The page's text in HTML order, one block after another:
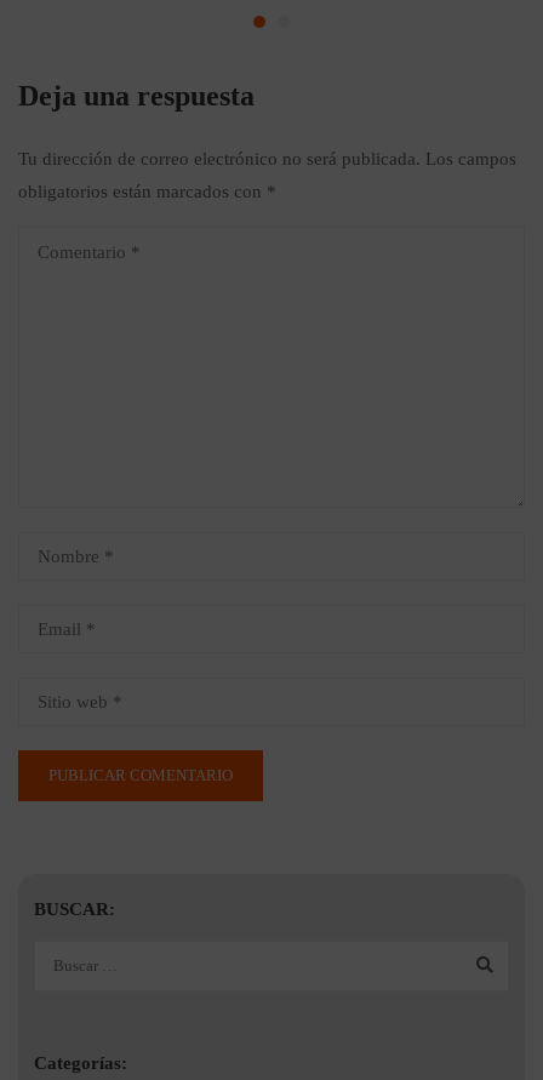
Deja una respuesta
Tu dirección de correo electrónico no será publicada. Los campos
obligatorios están marcados con *
BUSCAR:
Categorías: